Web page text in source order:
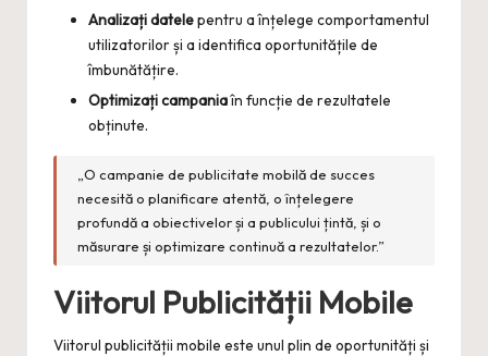
Analizați datelepentru a înțelege comportamentul
utilizatorilor și a identifica oportunitățile de
îmbunătățire.
Optimizați campaniaîn funcție de rezultatele
obținute.
„O campanie de publicitate mobilă de succes
necesită o planificare atentă, o înțelegere
profundă a obiectivelor și a publicului țintă, și o
măsurare și optimizare continuă a rezultatelor.”
Viitorul Publicității Mobile
Viitorul publicității mobile este unul plin de oportunități și